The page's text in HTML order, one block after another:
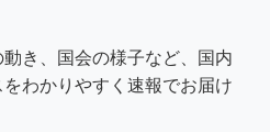
き、国会の様子など、国内
わかりやすく速報でお届け